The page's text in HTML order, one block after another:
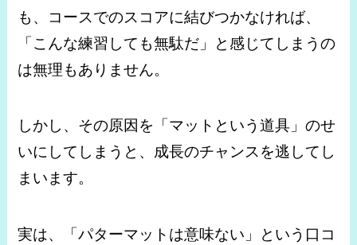
も、コースでのスコアに結びつかなければ、
「こんな練習しても無駄だ」と感じてしまうの
は無理もありません。
しかし、その原因を「マットという道具」のせ
いにしてしまうと、成長のチャンスを逃してし
まいます。
実は、「パターマットは意味ない」という口コ